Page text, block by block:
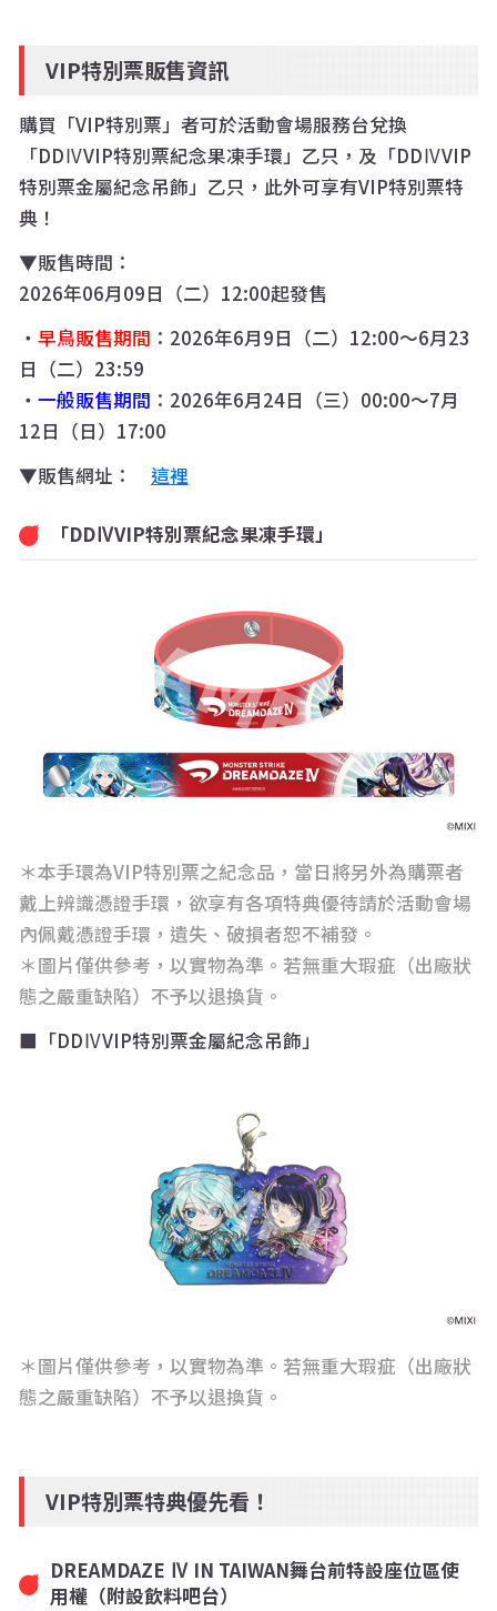
VIP特別票販售資訊
購買「VIP特別票」者可於活動會場服務台兌換
「DDⅣVIP特別票紀念果凍手環」乙只，及「DDⅣVIP
特別票金屬紀念吊飾」乙只，此外可享有VIP特別票特
典！
▼販售時間：
2026年06月09日（二）12:00起發售
・ 早鳥販售期間 ：2026年6月9日（二）12:00～6月23
日（二）23:59
・ 一般販售期間 ：2026年6月24日（三）00:00～7月
12日（日）17:00
▼販售網址： 這裡
「DDⅣVIP特別票紀念果凍手環」
＊本手環為VIP特別票之紀念品，當日將另外為購票者
戴上辨識憑證手環，欲享有各項特典優待請於活動會場
內佩戴憑證手環，遺失、破損者恕不補發。
＊圖片僅供參考，以實物為準。若無重大瑕疵（出廠狀
態之嚴重缺陷）不予以退換貨。
■「DDⅣVIP特別票金屬紀念吊飾」
＊圖片僅供參考，以實物為準。若無重大瑕疵（出廠狀
態之嚴重缺陷）不予以退換貨。
VIP特別票特典優先看！
DREAMDAZE Ⅳ IN TAIWAN舞台前特設座位區使
用權（附設飲料吧台）